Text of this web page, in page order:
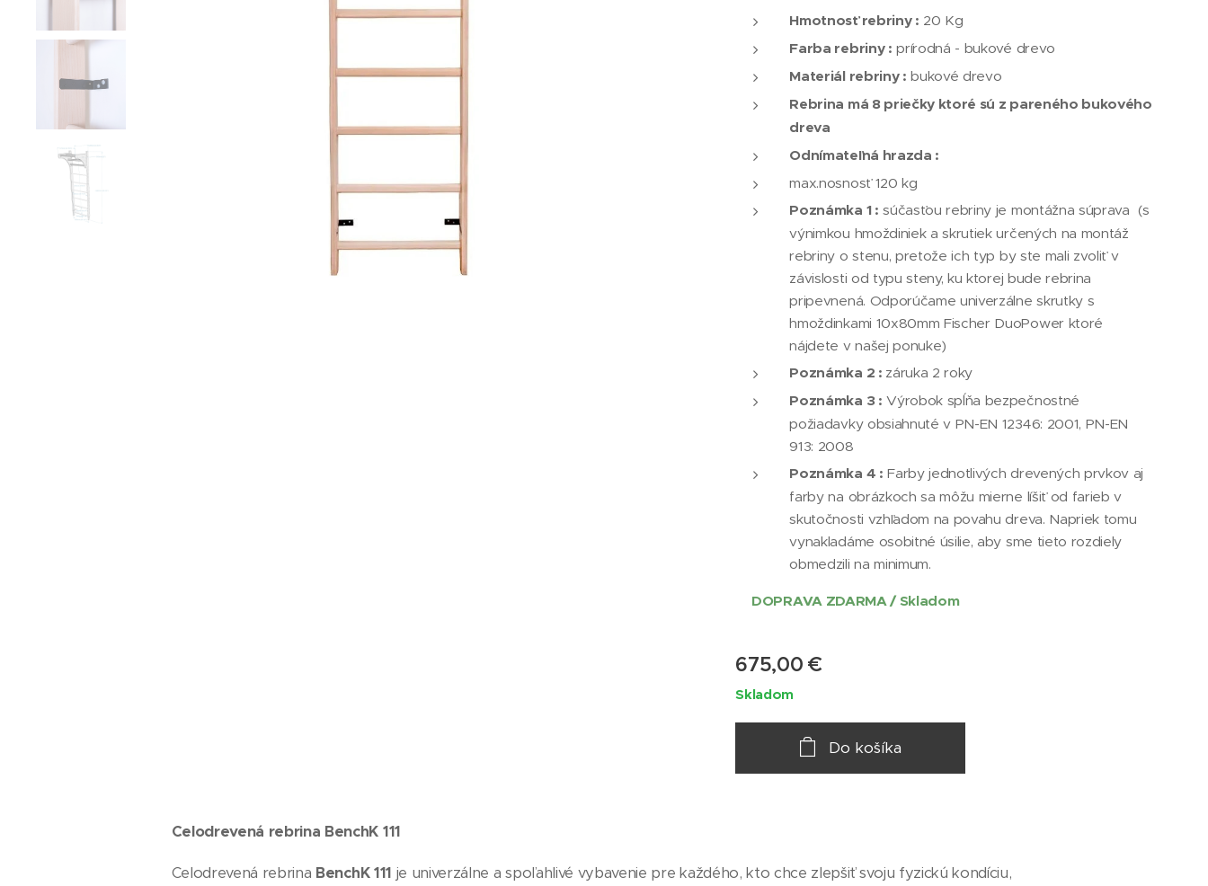
Hmotnosť rebriny : 20 Kg
Farba rebriny : prírodná - bukové drevo
Materiál rebriny : bukové drevo
Rebrina má 8 priečky ktoré sú z pareného bukového
dreva
Odnímateľná hrazda :
max.nosnosť 120 kg
Poznámka 1 : súčasťou rebriny je montážna súprava (s
výnimkou hmoždiniek a skrutiek určených na montáž
rebriny o stenu, pretože ich typ by ste mali zvoliť v
závislosti od typu steny, ku ktorej bude rebrina
pripevnená. Odporúčame univerzálne skrutky s
hmoždinkami 10x80mm Fischer DuoPower ktoré
nájdete v našej ponuke)
Poznámka 2 : záruka 2 roky
Poznámka 3 : Výrobok spĺňa bezpečnostné
požiadavky obsiahnuté v PN-EN 12346: 2001, PN-EN
913: 2008
Poznámka 4 : Farby jednotlivých drevených prvkov aj
farby na obrázkoch sa môžu mierne líšiť od farieb v
skutočnosti vzhľadom na povahu dreva. Napriek tomu
vynakladáme osobitné úsilie, aby sme tieto rozdiely
obmedzili na minimum.
DOPRAVA ZDARMA / Skladom
675,00 €
Skladom
Do košíka
Celodrevená rebrina BenchK 111
Celodrevená rebrina BenchK 111 je univerzálne a spoľahlivé vybavenie pre každého, kto chce zlepšiť svoju fyzickú kondíciu,